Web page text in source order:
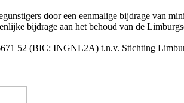
door een eenmalige bijdrage van
bijdrage aan het behoud van de
52 (BIC: INGNL2A) t.n.v. Stichting